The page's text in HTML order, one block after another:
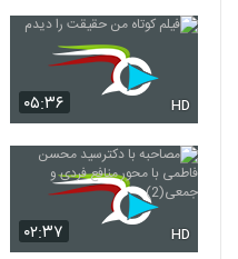
۰۵:۳۶ HD
۰۲:۳۷ HD